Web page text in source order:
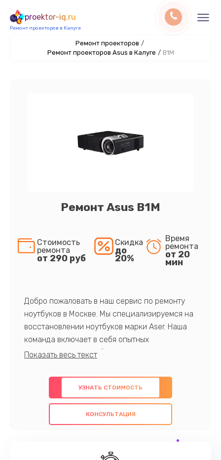
proektor-iq.ru
Ремонт проекторов в Калуге
Ремонт проекторов /
Ремонт проекторов Asus в Калуге / B1M
Ремонт Asus B1M
Стоимость
ремонта
от 290 руб
Скидка
до
20%
Время
ремонта
от 20
мин
Добро пожаловать в наш сервис по ремонту
ноутбуков в Москве. Мы специализируемся на
восстановлении ноутбуков марки Aser. Наша
команда включает в себя опытных
профессионалов с обширными знаниями и
предлагаем быстрый и качественный ремонт с
использованием оригинальных компонентов, а
также гарантируем качество всех
проведенных работ. Наша цель - предоставить
обслуживание, удовлетворяя их потребности
наилучшим образом. Не медлите записаться на
УЗНАТЬ СТОИМОСТЬ
КОНСУЛЬТАЦИЯ